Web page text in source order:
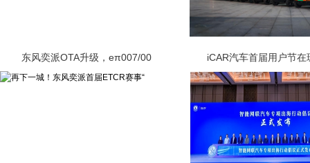
东风奕派OTA升级，eπ007/00 iCAR汽车首届用户节在